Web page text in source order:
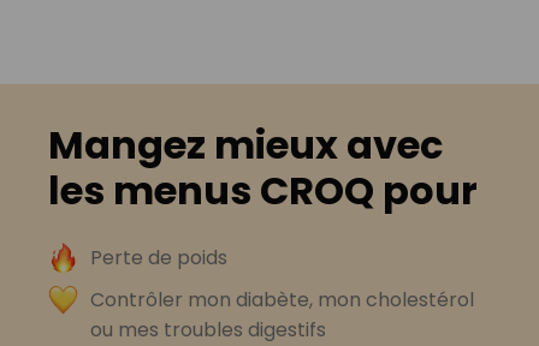
Mangez mieux avec
les menus CROQ pour
Perte de poids
Contrôler mon diabète, mon cholestérol
ou mes troubles digestifs